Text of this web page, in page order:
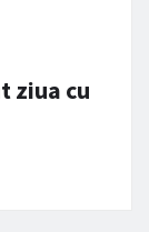
ziua cu